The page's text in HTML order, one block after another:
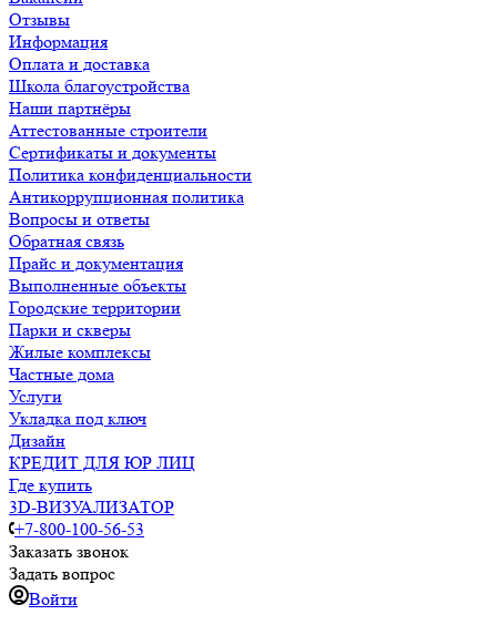
Отзывы
Информация
Оплата и доставка
Школа благоустройства
Наши партнёры
Аттестованные строители
Сертификаты и документы
Политика конфиденциальности
Антикоррупционная политика
Вопросы и ответы
Обратная связь
Прайс и документация
Выполненные объекты
Городские территории
Парки и скверы
Жилые комплексы
Частные дома
Услуги
Укладка под ключ
Дизайн
КРЕДИТ ДЛЯ ЮР ЛИЦ
Где купить
3D-ВИЗУАЛИЗАТОР
+7-800-100-56-53
Заказать звонок
Задать вопрос
Войти